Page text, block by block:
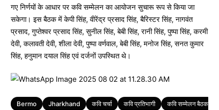
गए निर्णयों के आधार पर कवि सम्मेलन का आयोजन सुचारू रूप से किया जा
सकेगा। इस बैठक में केपी सिंह, वीरेंद्र प्रसाद सिंह, बैरिस्टर सिंह, नागवंत
प्रसाद, गुप्तेश्वर प्रसाद सिंह, सुनील सिंह, बेबी सिंह, रानी सिंह, पुष्पा सिंह, करमी
देवी, कलावती देवी, शीला देवी, पुष्पा वर्णवाल, बेबी सिंह, मनोज सिंह, सनत कुमार
सिंह, हनुमान दयाल सिंह एवं दर्जनों उपस्थित थे।
Tags
Bermo Jharkhand कवि चर्चा कवि प्रतिभागी कवि सम्मेलन बैठक